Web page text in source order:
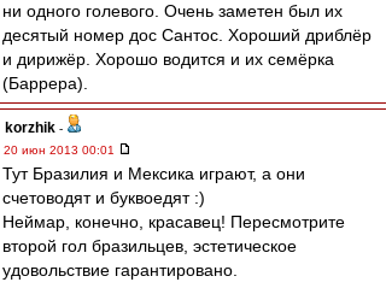
ни одного голевого. Очень заметен был их
десятый номер дос Сантос. Хороший дриблёр
и дирижёр. Хорошо водится и их семёрка
(Баррера).
korzhik -
20 июн 2013 00:01
Тут Бразилия и Мексика играют, а они
счетоводят и буквоедят :)
Неймар, конечно, красавец! Пересмотрите
второй гол бразильцев, эстетическое
удовольствие гарантировано.